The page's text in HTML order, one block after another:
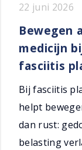
22 juni 2026
Bewegen
medicijn
fasciitis
Bij fasciitis
helpt
dan rust:
belasting